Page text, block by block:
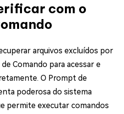
com o
arquivos excluídos por
Comando para acessar e
O Prompt de
poderosa do sistema
permite executar comandos